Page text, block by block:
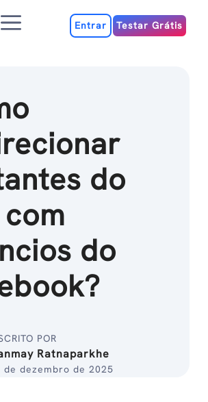
MenuEntrar Testar Grátis
do
do
POR
Ratnaparkhe
de dezembro de 2025